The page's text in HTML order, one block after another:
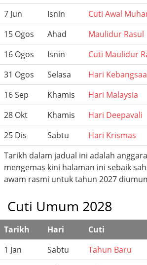
7 Jun
Isnin
Cuti Awal
15 Ogos
Ahad
Maulidur Rasul
16 Ogos
Isnin
Cuti Maulidur
31 Ogos
Selasa
Hari
16 Sep
Khamis
Hari Malaysia
28 Okt
Khamis
Hari Deepavali
25 Dis
Sabtu
Hari Krismas
Tarikh dalam jadual ini adalah
mengemas kini halaman ini sebaik
awam rasmi untuk tahun 2027
Cuti Umum 2028
Tarikh Hari
Cuti
1 Jan
Sabtu
Tahun Baru